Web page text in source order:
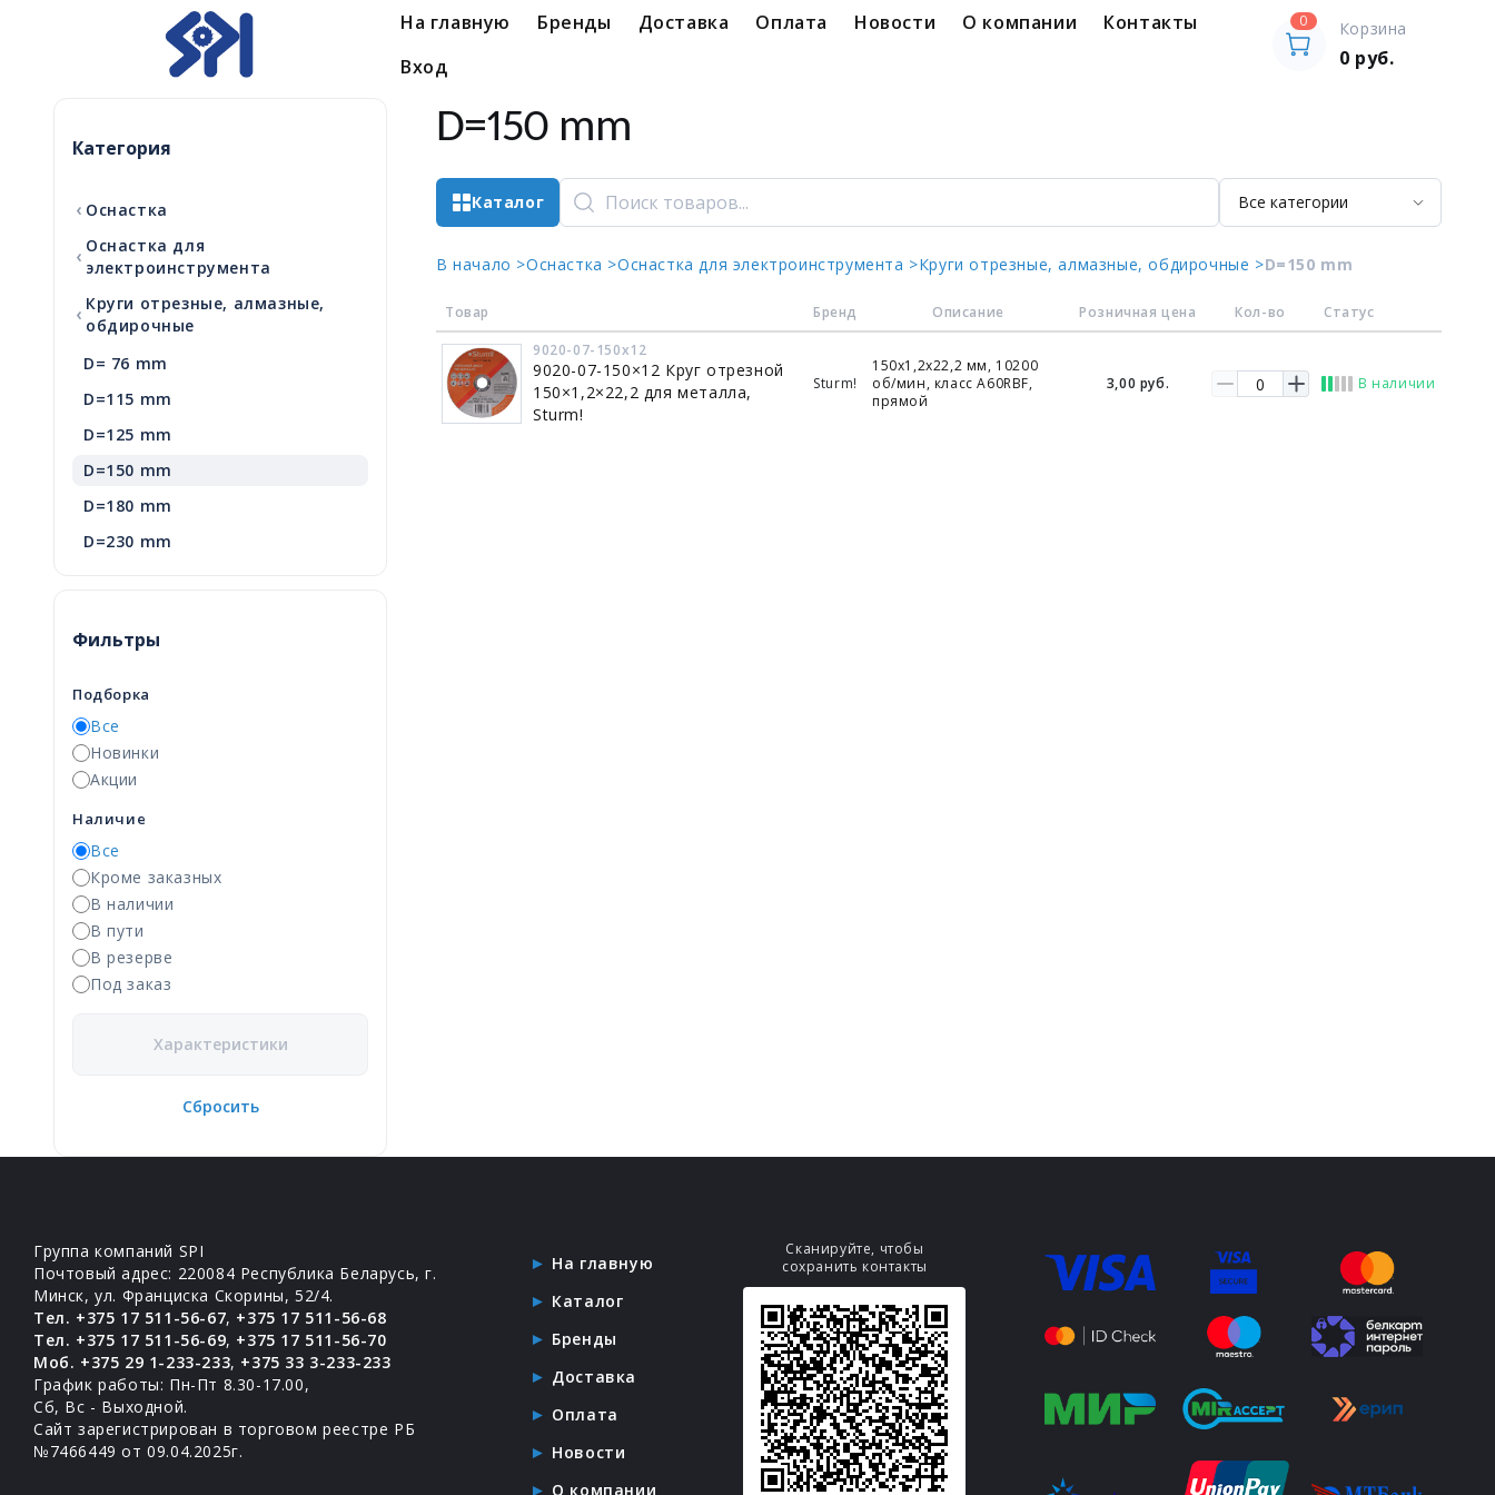
На главную Бренды Доставка Оплата Новости О компании
Контакты
Вход
0 Корзина
0 руб.
Категория
‹ Оснастка
‹ Оснастка для
электроинструмента
‹ Круги отрезные, алмазные,
обдирочные
D= 76 mm
D=115 mm
D=125 mm
D=150 mm
D=180 mm
D=230 mm
Фильтры
Подборка
Все
Новинки
Акции
Наличие
Все
Кроме заказных
В наличии
В пути
В резерве
Под заказ
Характеристики
Сбросить
D=150 mm
Каталог
В начало >Оснастка >Оснастка для электроинструмента >Круги отрезные, алмазные, обдирочные >D=150 mm
Товар Бренд Описание Розничная цена Кол-во
Статус
9020-07-150x12
9020-07-150×12 Круг отрезной
150×1,2×22,2 для металла,
Sturm!
Sturm!
150х1,2х22,2 мм, 10200
об/мин, класс A60RBF,
прямой
3,00 руб. В наличии
Группа компаний SPI
Почтовый адрес: 220084 Республика Беларусь, г.
Минск, ул. Франциска Скорины, 52/4.
Тел. +375 17 511-56-67, +375 17 511-56-68
Тел. +375 17 511-56-69, +375 17 511-56-70
Моб. +375 29 1-233-233, +375 33 3-233-233
График работы: Пн-Пт 8.30-17.00,
Сб, Вс - Выходной.
Сайт зарегистрирован в торговом реестре РБ
№7466449 от 09.04.2025г.
На главную
Каталог
Бренды
Доставка
Оплата
Новости
О компании
Сканируйте, чтобы
сохранить контакты